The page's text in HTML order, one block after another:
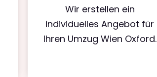
Wir erstellen ein
individuelles Angebot für
Ihren Umzug Wien Oxford.